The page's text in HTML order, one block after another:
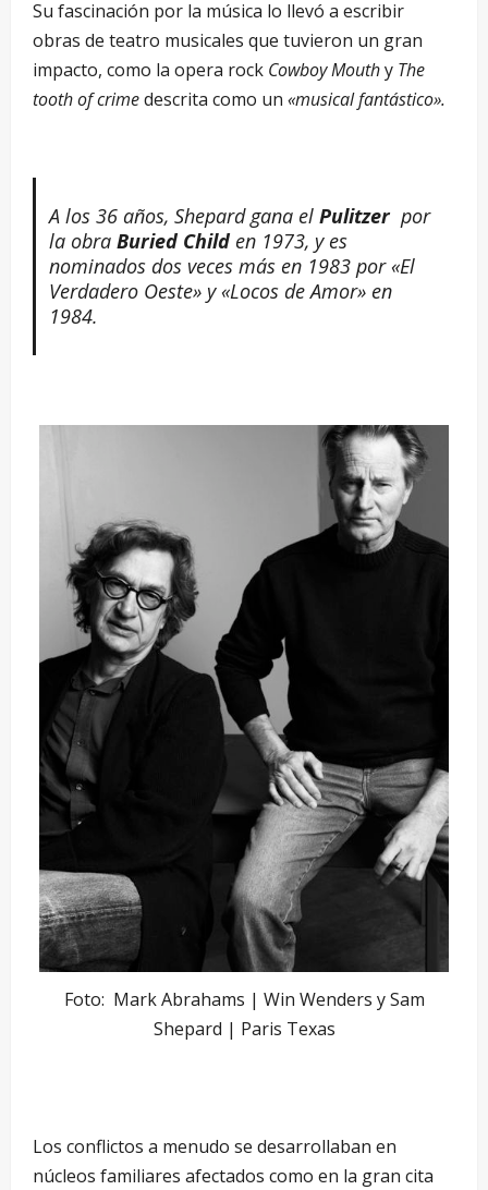
Su fascinación por la música lo llevó a escribir
obras de teatro musicales que tuvieron un gran
impacto, como la opera rock Cowboy Mouthy The
tooth of crimedescrita como un «musical fantástico».
A los 36 años, Shepard gana el Pulitzer por
la obra Buried Childen 1973, y es
nominados dos veces más en 1983 por «El
Verdadero Oeste» y «Locos de Amor» en
1984.
Foto: Mark Abrahams | Win Wenders y Sam
Shepard | Paris Texas
Los conflictos a menudo se desarrollaban en
núcleos familiares afectados como en la gran cita